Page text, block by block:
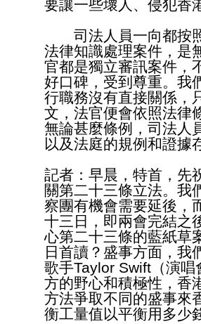
要讓一些壞人、侵犯香
司法人員一向都按照
法律知識處理案件，是
官都是獨立審訊案件，
好口碑，受到尊重。我
行職務沒有直接關係，
文，法官便會依照法律
無論甚麼條例，司法人
以及法庭的規例和證據
記者：早晨，特首，先
關第二十三條立法。我
察團有機會需要延後，
十三日，即兩會完結之
心第二十三條的藍紙草
日首讀？盛事方面，我
歌手Taylor Swift（演
方的野心和積極性，香
方法爭取不同的盛事來
衡工量值以平衡用多少